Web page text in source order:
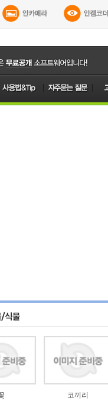
코끼리